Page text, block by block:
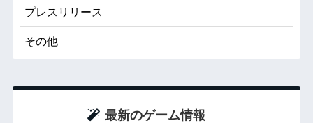
プレスリリース
その他
最新のゲーム情報